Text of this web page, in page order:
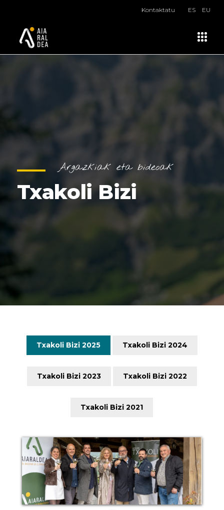
Kontaktatu ES EU
Argazkiak eta bideoak
Txakoli Bizi
Txakoli Bizi 2025 Txakoli Bizi 2024
Txakoli Bizi 2023 Txakoli Bizi 2022
Txakoli Bizi 2021